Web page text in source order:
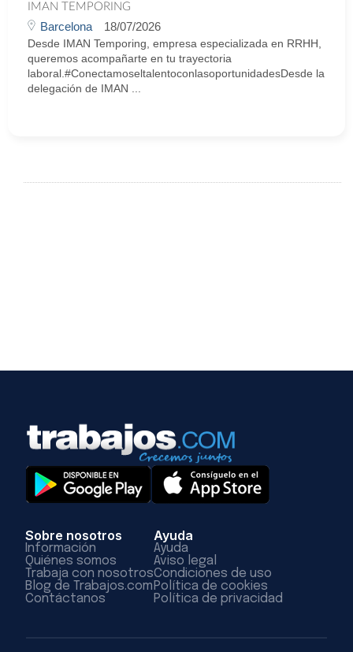
IMAN TEMPORING
Barcelona 18/07/2026
Desde IMAN Temporing, empresa especializada en RRHH,
queremos acompañarte en tu trayectoria
laboral.#ConectamoseltalentoconlasoportunidadesDesde la
delegación de IMAN ...
Sobre nosotros
Información
Quiénes somos
Trabaja con nosotros
Blog de Trabajos.com
Contáctanos
Ayuda
Ayuda
Aviso legal
Condiciones de uso
Política de cookies
Política de privacidad